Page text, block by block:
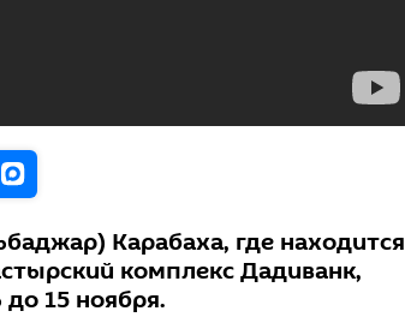
Карабаха, где находится
комплекс Дадиванк,
15 ноября.